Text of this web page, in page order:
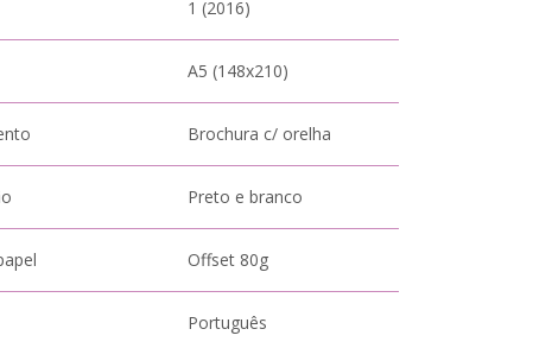
1 (2016)
A5 (148x210)
Brochura c/ orelha
Preto e branco
Offset 80g
Português